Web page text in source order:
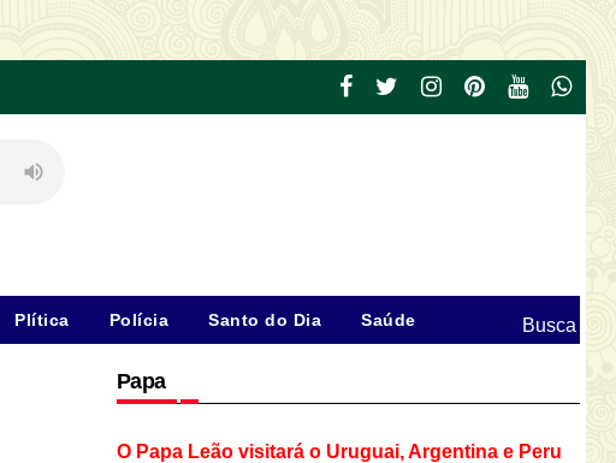
Plítica Polícia Santo do Dia Saúde Busca
Papa
O Papa Leão visitará o Uruguai, Argentina e Peru